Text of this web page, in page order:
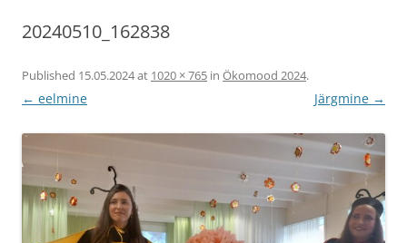
20240510_162838
Published 15.05.2024at 1020 × 765 in Ökomood 2024.
← eelmine Järgmine →